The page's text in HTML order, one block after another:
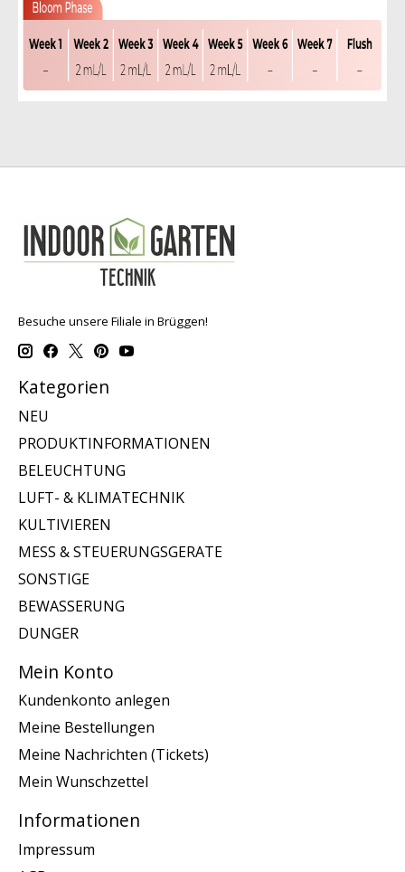
Besuche unsere Filiale in Brüggen!
Kategorien
NEU
PRODUKTINFORMATIONEN
BELEUCHTUNG
LUFT- & KLIMATECHNIK
KULTIVIEREN
MESS & STEUERUNGSGERATE
SONSTIGE
BEWASSERUNG
DUNGER
Mein Konto
Kundenkonto anlegen
Meine Bestellungen
Meine Nachrichten (Tickets)
Mein Wunschzettel
Informationen
Impressum